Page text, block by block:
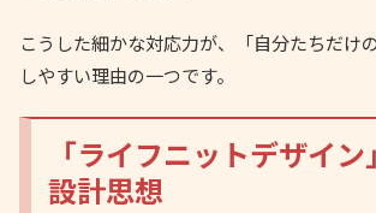
こうした細かな対応力が、「自分たちだけ
しやすい理由の一つです。
「ライフニットデザイ
設計思想